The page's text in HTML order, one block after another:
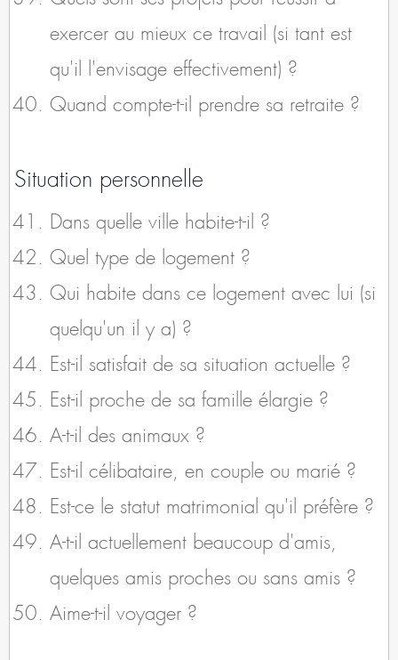
exercer au mieux ce travail (si tant est
qu'il l'envisage effectivement) ?
Quand compte-t-il prendre sa retraite ?
Situation personnelle
Dans quelle ville habite-t-il ?
Quel type de logement ?
Qui habite dans ce logement avec lui (si
quelqu'un il y a) ?
Est-il satisfait de sa situation actuelle ?
Est-il proche de sa famille élargie ?
A-t-il des animaux ?
Est-il célibataire, en couple ou marié ?
Est-ce le statut matrimonial qu'il préfère ?
A-t-il actuellement beaucoup d'amis,
quelques amis proches ou sans amis ?
Aime-t-il voyager ?